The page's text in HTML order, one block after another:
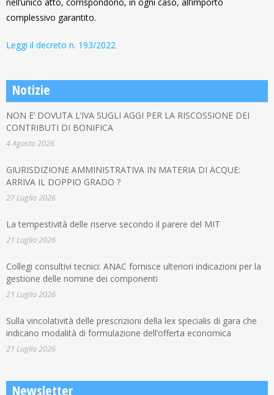
complessivo garantito.
Leggi il decreto n. 193/2022
Notizie
NON E’ DOVUTA L’IVA SUGLI AGGI PER LA RISCOSSIONE DEI
CONTRIBUTI DI BONIFICA
4 Agosto 2026
GIURISDIZIONE AMMINISTRATIVA IN MATERIA DI ACQUE:
ARRIVA IL DOPPIO GRADO ?
27 Luglio 2026
La tempestività delle riserve secondo il parere del MIT
21 Luglio 2026
Collegi consultivi tecnici: ANAC fornisce ulteriori indicazioni per la
gestione delle nomine dei componenti
21 Luglio 2026
Sulla vincolatività delle prescrizioni della lex specialis di gara che
indicano modalità di formulazione dell’offerta economica
21 Luglio 2026
Newsletter